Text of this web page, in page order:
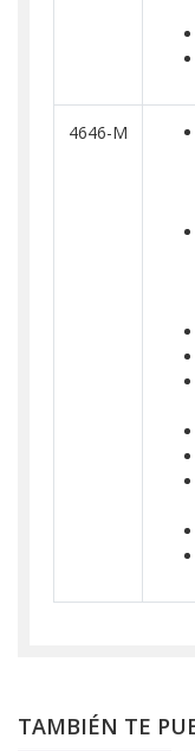
4646-M
TAMBIÉN TE